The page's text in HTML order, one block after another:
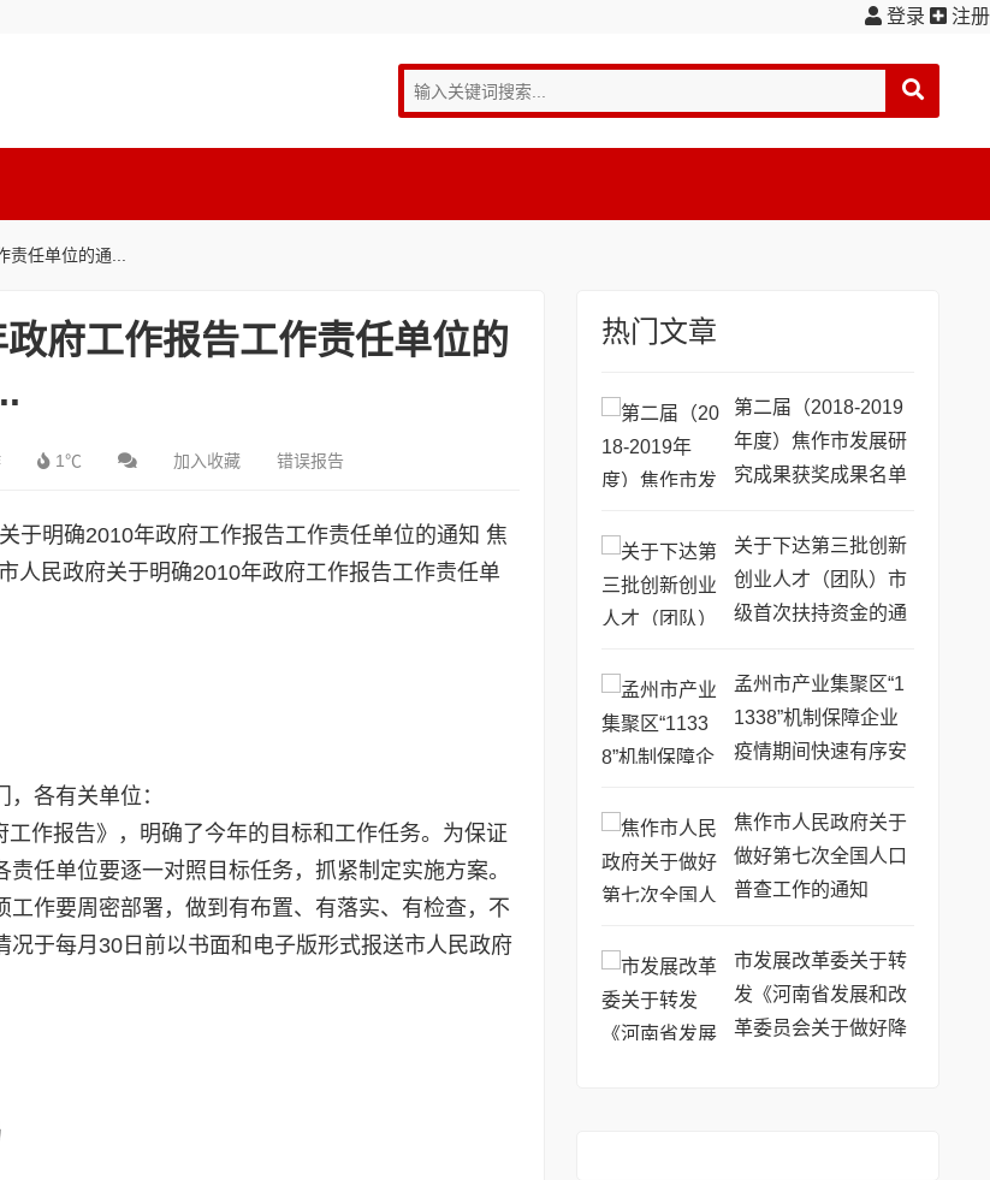
登录 注册
任单位的通...
府工作报告工作责任单位的
1℃ 加入收藏 错误报告
于明确2010年政府工作报告工作责任单位的通知 焦
人民政府关于明确2010年政府工作报告工作责任单
各有关单位：
作报告》，明确了今年的目标和工作任务。为保证
任单位要逐一对照目标任务，抓紧制定实施方案。
作要周密部署，做到有布置、有落实、有检查，不
于每月30日前以书面和电子版形式报送市人民政府
热门文章
第二届（2018-2019
年度）焦作市发展研
究成果获奖成果名单
关于下达第三批创新
创业人才（团队）市
级首次扶持资金的通
孟州市产业集聚区“1
1338”机制保障企业
疫情期间快速有序安
焦作市人民政府关于
做好第七次全国人口
普查工作的通知
市发展改革委关于转
发《河南省发展和改
革委员会关于做好降